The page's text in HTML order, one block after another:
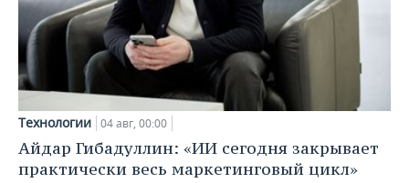
Технологии 04 авг, 00:00
Айдар Гибадуллин: «ИИ сегодня закрывает
практически весь маркетинговый цикл»